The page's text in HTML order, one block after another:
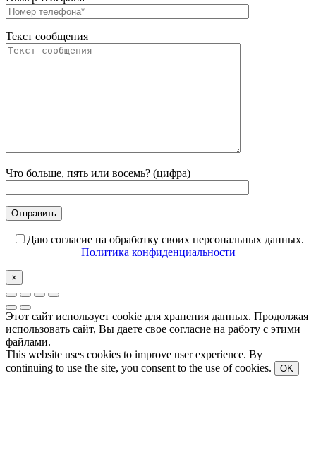
Текст сообщения
Что больше, пять или восемь? (цифра)
Даю согласие на обработку своих персональных данных.
Политика конфиденциальности
×
Этот сайт использует cookie для хранения данных. Продолжая
использовать сайт, Вы даете свое согласие на работу с этими
файлами.
This website uses cookies to improve user experience. By
continuing to use the site, you consent to the use of cookies.
OK